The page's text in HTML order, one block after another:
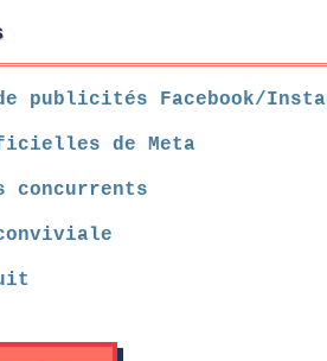
publicités Facebook/
de Meta
concurrents